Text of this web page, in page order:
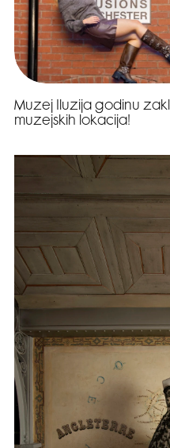
Muzej Iluzija godinu
muzejskih lokacija!